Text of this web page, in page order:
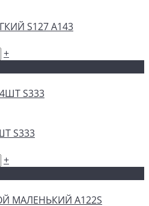
S127 А143
+
S333
+